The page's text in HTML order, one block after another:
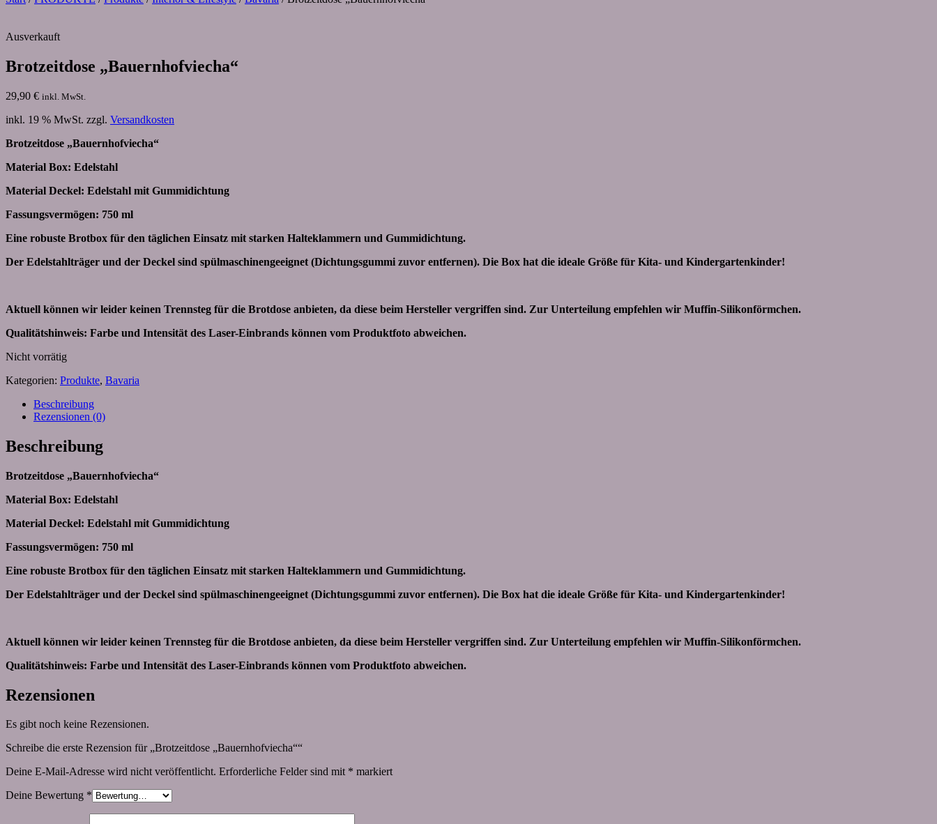
Ausverkauft
Brotzeitdose „Bauernhofviecha“
29,90 € inkl. MwSt.
inkl. 19 % MwSt. zzgl. Versandkosten
Brotzeitdose „Bauernhofviecha“
Material Box: Edelstahl
Material Deckel: Edelstahl mit Gummidichtung
Fassungsvermögen: 750 ml
Eine robuste Brotbox für den täglichen Einsatz mit starken Halteklammern und Gummidichtung.
Der Edelstahlträger und der Deckel sind spülmaschinengeeignet (Dichtungsgummi zuvor entfernen). Die Box hat die ideale Größe für Kita- und Kindergartenkinder!
Aktuell können wir leider keinen Trennsteg für die Brotdose anbieten, da diese beim Hersteller vergriffen sind. Zur Unterteilung empfehlen wir Muffin-Silikonförmchen.
Qualitätshinweis: Farbe und Intensität des Laser-Einbrands können vom Produktfoto abweichen.
Nicht vorrätig
Kategorien: Produkte, Bavaria
Beschreibung
Rezensionen (0)
Beschreibung
Brotzeitdose „Bauernhofviecha“
Material Box: Edelstahl
Material Deckel: Edelstahl mit Gummidichtung
Fassungsvermögen: 750 ml
Eine robuste Brotbox für den täglichen Einsatz mit starken Halteklammern und Gummidichtung.
Der Edelstahlträger und der Deckel sind spülmaschinengeeignet (Dichtungsgummi zuvor entfernen). Die Box hat die ideale Größe für Kita- und Kindergartenkinder!
Aktuell können wir leider keinen Trennsteg für die Brotdose anbieten, da diese beim Hersteller vergriffen sind. Zur Unterteilung empfehlen wir Muffin-Silikonförmchen.
Qualitätshinweis: Farbe und Intensität des Laser-Einbrands können vom Produktfoto abweichen.
Rezensionen
Es gibt noch keine Rezensionen.
Schreibe die erste Rezension für „Brotzeitdose „Bauernhofviecha““
Deine E-Mail-Adresse wird nicht veröffentlicht. Erforderliche Felder sind mit * markiert
Deine Bewertung *